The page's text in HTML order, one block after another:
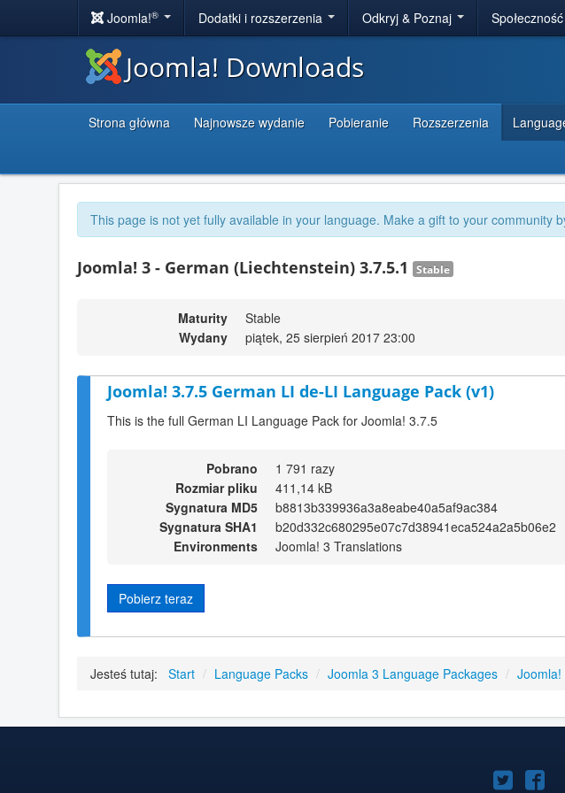
Joomla!® Dodatki i rozszerzenia Odkryj & Poznaj
Joomla! Downloads
Strona główna Najnowsze wydanie Pobieranie Rozszerzenia
This page is not yet fully available in your language. Make a gift to your community
Joomla! 3 - German (Liechtenstein) 3.7.5.1 Stable
Maturity
Stable
Wydany
piątek, 25 sierpień 2017 23:00
Joomla! 3.7.5 German LI de-LI Language Pack (v1)
This is the full German LI Language Pack for Joomla! 3.7.5
Pobrano
1 791 razy
Rozmiar pliku
411,14 kB
Sygnatura MD5
b8813b339936a3a8eabe40a5af9ac384
Sygnatura SHA1
b20d332c680295e07c7d38941eca524a2a5b06e2
Environments
Joomla! 3 Translations
Pobierz teraz
Jesteś tutaj: Start / Language Packs / Joomla 3 Language Packages /
Joomla!